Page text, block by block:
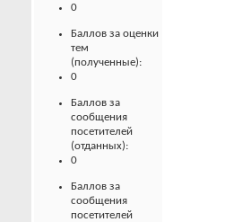
0
Баллов за оценки
тем
(полученные):
0
Баллов за
сообщения
посетителей
(отданных):
0
Баллов за
сообщения
посетителей